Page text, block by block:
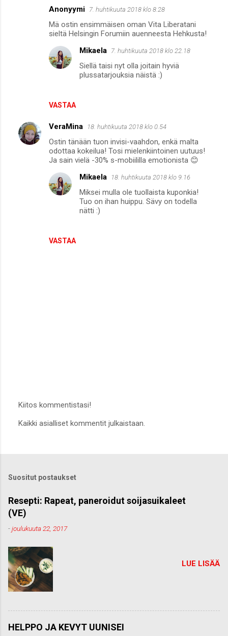
t
Anonyymi 7. huhtikuuta 2018 klo 8.28
Mä ostin ensimmäisen oman Vita Liberatani
sieltä Helsingin Forumiin auenneesta Hehkusta!
VASTAA
Mikaela 7. huhtikuuta 2018 klo 22.18
Siellä taisi nyt olla joitain hyviä
plussatarjouksia näistä :)
VeraMina 18. huhtikuuta 2018 klo 0.54
Ostin tänään tuon invisi-vaahdon, enkä malta
odottaa kokeilua! Tosi mielenkiintoinen uutuus!
Ja sain vielä -30% s-mobiililla emotionista 😊
VASTAA
Mikaela 18. huhtikuuta 2018 klo 9.16
Miksei mulla ole tuollaista kuponkia!
Tuo on ihan huippu. Sävy on todella
nätti :)
ä
o
m
e
n
Kiitos kommentistasi!
Kaikki asialliset kommentit julkaistaan.
Suositut postaukset
Resepti: Rapeat, paneroidut soijasuikaleet
(VE)
-joulukuuta 22, 2017
LUE LISÄÄ
HELPPO JA KEVYT UUNISEI